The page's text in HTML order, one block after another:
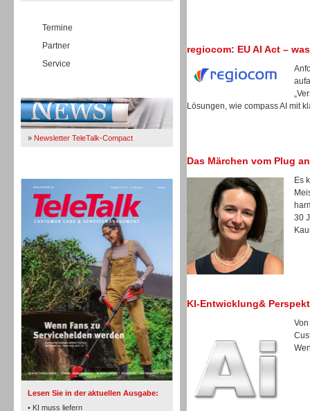
Termine
Partner
Service
» Newsletter TeleTalk-Compact
Lesen Sie in der aktuellen Ausgabe:
• KI muss liefern
TK- und ACD-Systeme
regiocom: EU AI Act –
Lösungen, wie compass AI mit
Das Märchen vom Plug
Es
30
KI-Entwicklung&